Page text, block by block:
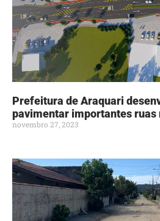
Prefeitura de Araquari
pavimentar importantes ruas
novembro 27, 2023